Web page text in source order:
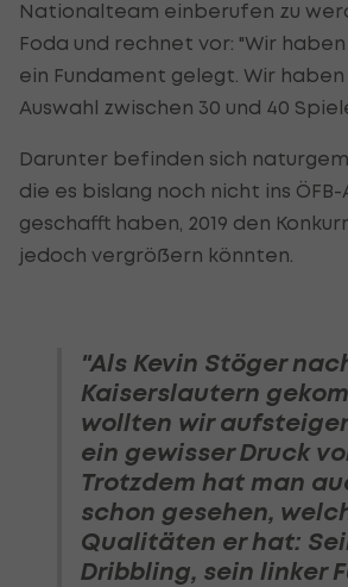
Nationalteam einberufen zu
Foda und rechnet vor: "Wir
ein Fundament gelegt. Wir
Auswahl zwischen 30 und 40
Darunter befinden sich
die es bislang noch nicht ins
geschafft haben, 2019 den
jedoch vergrößern könnten.
"Als Kevin Stöger
Kaiserslautern
wollten wir
ein gewisser Druck
Trotzdem hat man
schon gesehen,
Qualitäten er hat:
Dribbling, sein linker